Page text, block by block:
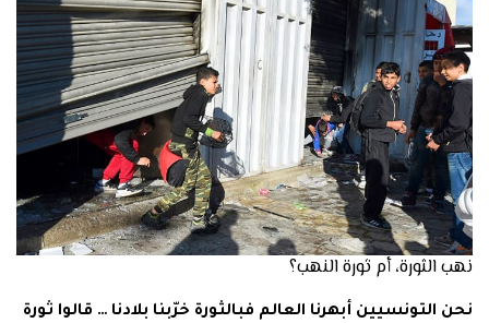
نهب الثورة، أم ثورة النهب؟
نحن التونسيين أبهرنا العالم فبالثورة خرّبنا بلادنا … قالوا ثورة